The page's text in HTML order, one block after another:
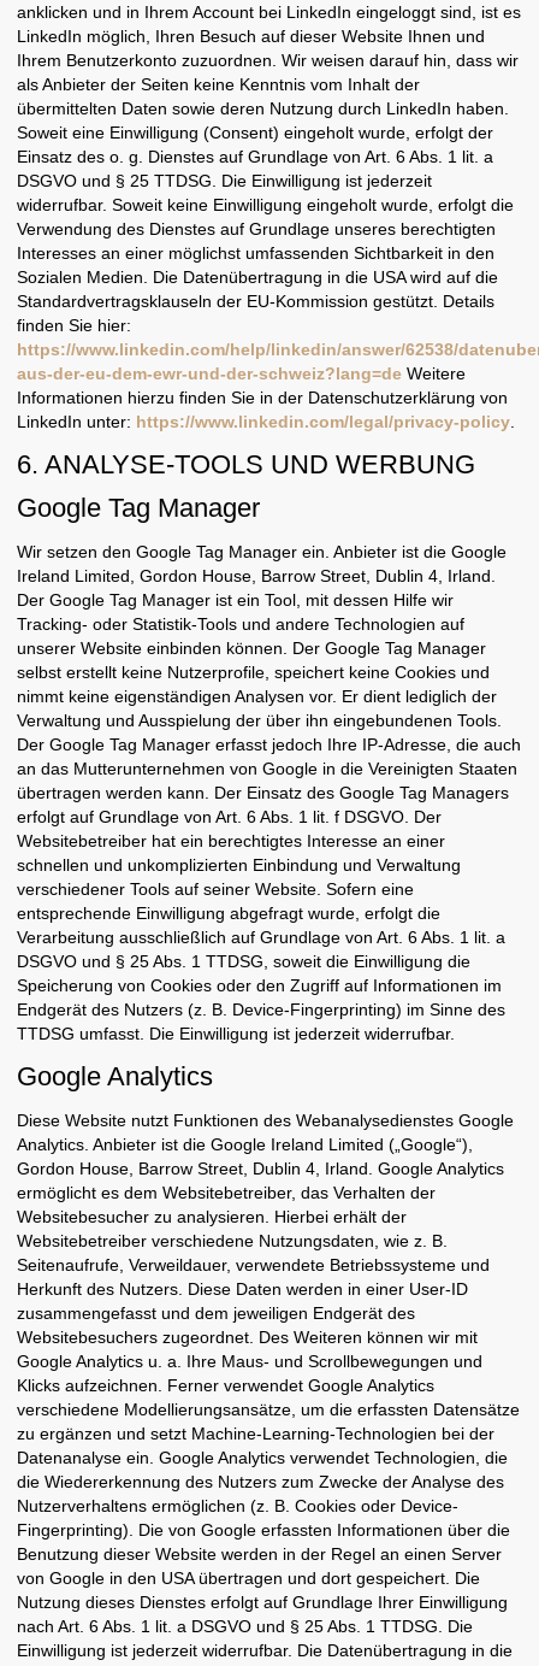
anklicken und in Ihrem Account bei LinkedIn eingeloggt sind, ist es
LinkedIn möglich, Ihren Besuch auf dieser Website Ihnen und
Ihrem Benutzerkonto zuzuordnen. Wir weisen darauf hin, dass wir
als Anbieter der Seiten keine Kenntnis vom Inhalt der
übermittelten Daten sowie deren Nutzung durch LinkedIn haben.
Soweit eine Einwilligung (Consent) eingeholt wurde, erfolgt der
Einsatz des o. g. Dienstes auf Grundlage von Art. 6 Abs. 1 lit. a
DSGVO und § 25 TTDSG. Die Einwilligung ist jederzeit
widerrufbar. Soweit keine Einwilligung eingeholt wurde, erfolgt die
Verwendung des Dienstes auf Grundlage unseres berechtigten
Interesses an einer möglichst umfassenden Sichtbarkeit in den
Sozialen Medien. Die Datenübertragung in die USA wird auf die
Standardvertragsklauseln der EU-Kommission gestützt. Details
finden Sie hier:
https://www.linkedin.com/help/linkedin/answer/62538/
aus-der-eu-dem-ewr-und-der-schweiz?lang=de Weitere
Informationen hierzu finden Sie in der Datenschutzerklärung von
LinkedIn unter: https://www.linkedin.com/legal/privacy-policy
6. ANALYSE-TOOLS UND WERBUNG
Google Tag Manager
Wir setzen den Google Tag Manager ein. Anbieter ist die Google
Ireland Limited, Gordon House, Barrow Street, Dublin 4, Irland.
Der Google Tag Manager ist ein Tool, mit dessen Hilfe wir
Tracking- oder Statistik-Tools und andere Technologien auf
unserer Website einbinden können. Der Google Tag Manager
selbst erstellt keine Nutzerprofile, speichert keine Cookies und
nimmt keine eigenständigen Analysen vor. Er dient lediglich der
Verwaltung und Ausspielung der über ihn eingebundenen Tools.
Der Google Tag Manager erfasst jedoch Ihre IP-Adresse, die auch
an das Mutterunternehmen von Google in die Vereinigten Staaten
übertragen werden kann. Der Einsatz des Google Tag Managers
erfolgt auf Grundlage von Art. 6 Abs. 1 lit. f DSGVO. Der
Websitebetreiber hat ein berechtigtes Interesse an einer
schnellen und unkomplizierten Einbindung und Verwaltung
verschiedener Tools auf seiner Website. Sofern eine
entsprechende Einwilligung abgefragt wurde, erfolgt die
Verarbeitung ausschließlich auf Grundlage von Art. 6 Abs. 1 lit. a
DSGVO und § 25 Abs. 1 TTDSG, soweit die Einwilligung die
Speicherung von Cookies oder den Zugriff auf Informationen im
Endgerät des Nutzers (z. B. Device-Fingerprinting) im Sinne des
TTDSG umfasst. Die Einwilligung ist jederzeit widerrufbar.
Google Analytics
Diese Website nutzt Funktionen des Webanalysedienstes Google
Analytics. Anbieter ist die Google Ireland Limited („Google“),
Gordon House, Barrow Street, Dublin 4, Irland. Google Analytics
ermöglicht es dem Websitebetreiber, das Verhalten der
Websitebesucher zu analysieren. Hierbei erhält der
Websitebetreiber verschiedene Nutzungsdaten, wie z. B.
Seitenaufrufe, Verweildauer, verwendete Betriebssysteme und
Herkunft des Nutzers. Diese Daten werden in einer User-ID
zusammengefasst und dem jeweiligen Endgerät des
Websitebesuchers zugeordnet. Des Weiteren können wir mit
Google Analytics u. a. Ihre Maus- und Scrollbewegungen und
Klicks aufzeichnen. Ferner verwendet Google Analytics
verschiedene Modellierungsansätze, um die erfassten Datensätze
zu ergänzen und setzt Machine-Learning-Technologien bei der
Datenanalyse ein. Google Analytics verwendet Technologien, die
die Wiedererkennung des Nutzers zum Zwecke der Analyse des
Nutzerverhaltens ermöglichen (z. B. Cookies oder Device-
Fingerprinting). Die von Google erfassten Informationen über die
Benutzung dieser Website werden in der Regel an einen Server
von Google in den USA übertragen und dort gespeichert. Die
Nutzung dieses Dienstes erfolgt auf Grundlage Ihrer Einwilligung
nach Art. 6 Abs. 1 lit. a DSGVO und § 25 Abs. 1 TTDSG. Die
Einwilligung ist jederzeit widerrufbar. Die Datenübertragung in die